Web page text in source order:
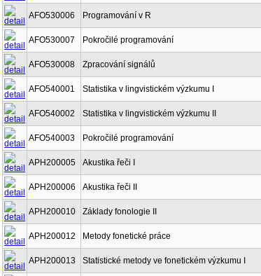
AFO530006 Programování v R
AFO530007 Pokročilé programování
AFO530008 Zpracování signálů
AFO540001 Statistika v lingvistickém výzkumu I
AFO540002 Statistika v lingvistickém výzkumu II
AFO540003 Pokročilé programování
APH200005 Akustika řeči I
APH200006 Akustika řeči II
APH200010 Základy fonologie II
APH200012 Metody fonetické práce
APH200013 Statistické metody ve fonetickém výzkumu I